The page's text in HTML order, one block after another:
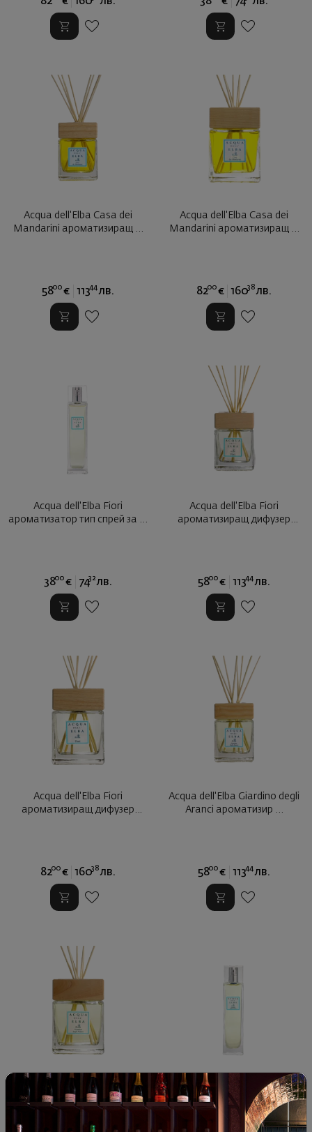
Acqua dell'Elba Casa dei
Mandarini ароматизиращ ...
5800 € 11344 лв.
Acqua dell'Elba Casa dei
Mandarini ароматизиращ ...
8200 € 16038 лв.
Acqua dell'Elba Fiori
3800 € 7432 лв.
Acqua dell'Elba Fiori
ароматизиращ дифузер
5800 € 11344 лв.
Acqua dell'Elba Fiori
ароматизиращ дифузер
8200 € 16038 лв.
Acqua dell'Elba Giardino degli
Aranci ароматизир ...
5800 € 11344 лв.
Acqua dell'Elba Giardino degli
Aranci ароматизир ...
Acqua dell'Elba Giardino degli
Aranci ароматизир ...